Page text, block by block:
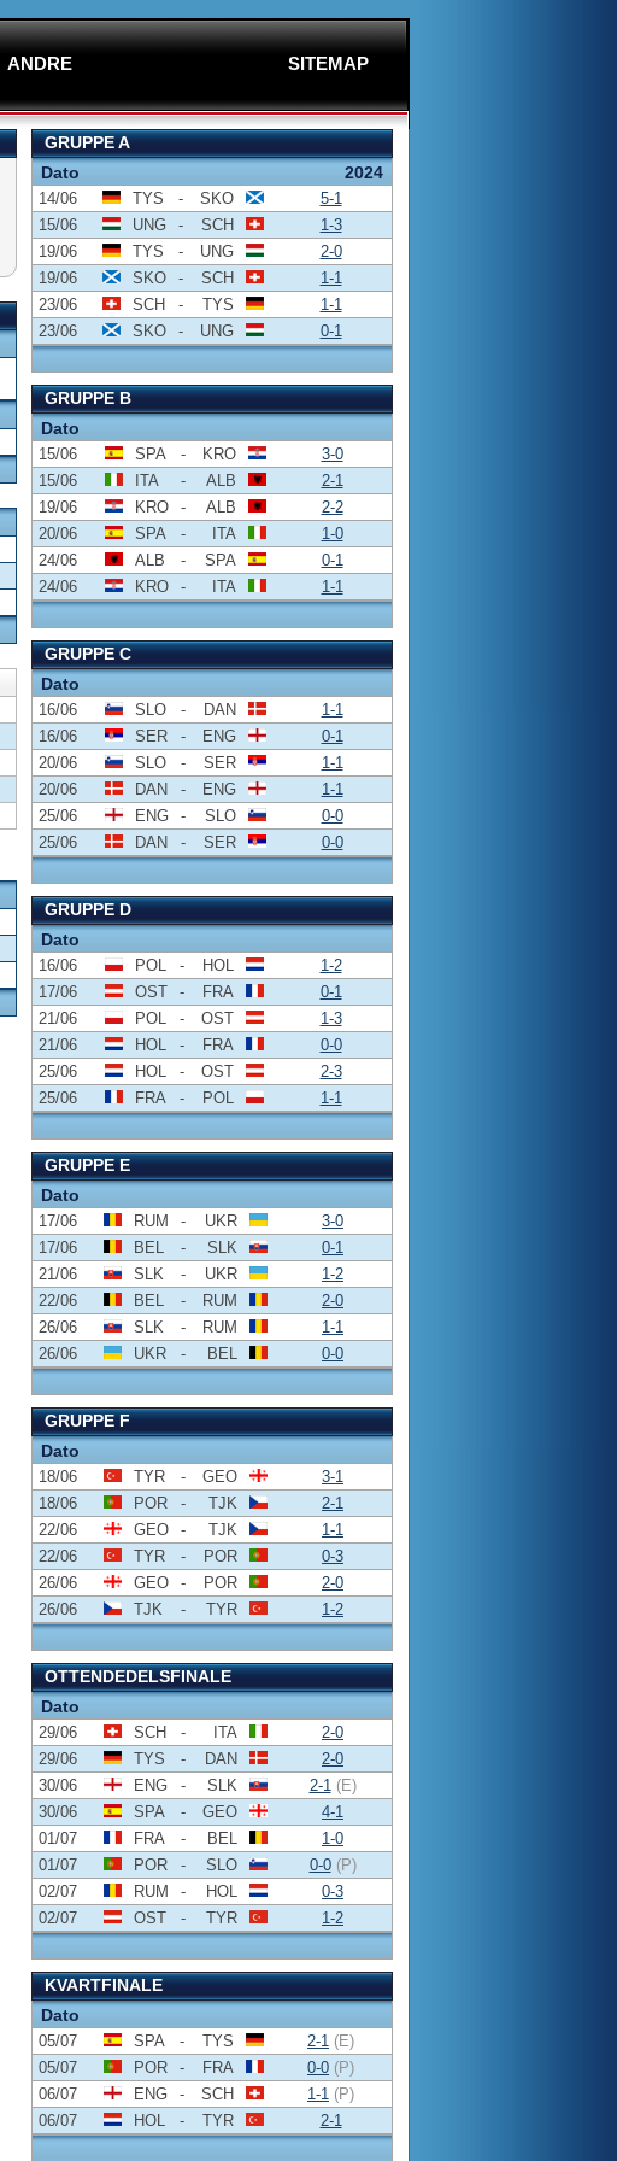
ANDRE SITEMAP
GRUPPE A
Dato
2024
14/06 TYS - SKO
5-1
15/06
UNG - SCH
1-3
19/06
TYS - UNG
2-0
19/06
SKO - SCH
1-1
23/06
SCH - TYS
1-1
23/06
SKO - UNG 0-1
GRUPPE B
Dato
15/06 SPA - KRO
3-0
15/06
ITA - ALB
2-1
19/06
KRO - ALB
2-2
20/06
SPA - ITA
1-0
24/06
ALB - SPA
0-1
24/06
KRO - ITA 1-1
GRUPPE C
Dato
16/06 SLO - DAN
1-1
16/06
SER - ENG
0-1
20/06
SLO - SER
1-1
20/06
DAN - ENG
1-1
25/06
ENG - SLO
0-0
25/06
DAN - SER 0-0
GRUPPE D
Dato
16/06 POL - HOL
1-2
17/06
OST - FRA
0-1
21/06
POL - OST
1-3
21/06
HOL - FRA
0-0
25/06
HOL - OST
2-3
25/06
FRA - POL 1-1
GRUPPE E
Dato
17/06 RUM - UKR
3-0
17/06
BEL - SLK
0-1
21/06
SLK - UKR
1-2
22/06
BEL - RUM
2-0
26/06
SLK - RUM
1-1
26/06
UKR - BEL 0-0
GRUPPE F
Dato
18/06 TYR - GEO
3-1
18/06
POR - TJK
2-1
22/06
GEO - TJK
1-1
22/06
TYR - POR
0-3
26/06
GEO - POR
2-0
26/06
TJK - TYR 1-2
OTTENDEDELSFINALE
Dato
29/06 SCH - ITA
2-0
29/06
TYS - DAN
2-0
30/06
ENG - SLK 2-1 (E)
30/06
SPA - GEO
4-1
01/07
FRA - BEL
1-0
01/07
POR - SLO 0-0 (P)
02/07
RUM - HOL
0-3
02/07
OST - TYR 1-2
KVARTFINALE
Dato
05/07 SPA - TYS 2-1 (E)
05/07
POR - FRA 0-0 (P)
06/07
ENG - SCH 1-1 (P)
06/07
HOL - TYR 2-1